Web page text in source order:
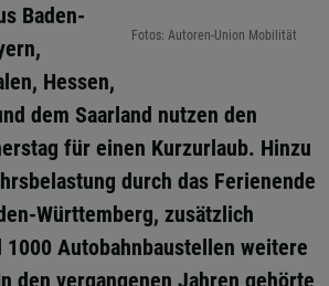
Fotos: Autoren-Union Mobilität
Baden-
Hessen,
dem Saarland nutzen den
für einen Kurzurlaub. Hinzu
durch das Ferienende
Württemberg, zusätzlich
Autobahnbaustellen weitere
den vergangenen Jahren gehörte